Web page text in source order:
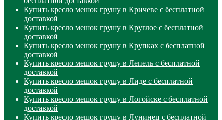
Купить кресло мешок грушу в Кричеве с бесплатной
доставкой
Купить кресло мешок грушу в Круглое с бесплатной
доставкой
Купить кресло мешок грушу в Крупках с бесплатной
доставкой
Купить кресло мешок грушу в Лепель с бесплатной
доставкой
Купить кресло мешок грушу в Лиде с бесплатной
доставкой
Купить кресло мешок грушу в Логойске с бесплатной
доставкой
Купить кресло мешок грушу в Лунинец с бесплатной